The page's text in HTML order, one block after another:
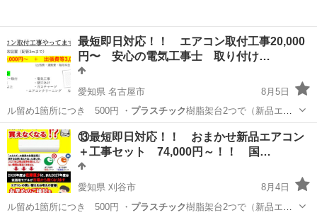
最短即日対応！！ エアコン取付工事20,000
円〜 安心の電気工事士 取り付け…
愛知県 名古屋市
8月5日
ル留め1箇所につき 500円 ・ プラスチック樹脂架台2つで（新品エア
コン購入の…
愛知 名古屋市 便利屋 買取
⑬最短即日対応！！ おまかせ新品エアコン
＋工事セット 74,000円～！！ 国…
愛知県 刈谷市
8月4日
ル留め1箇所につき 500円 ・ プラスチック樹脂架台2つで（新品エア